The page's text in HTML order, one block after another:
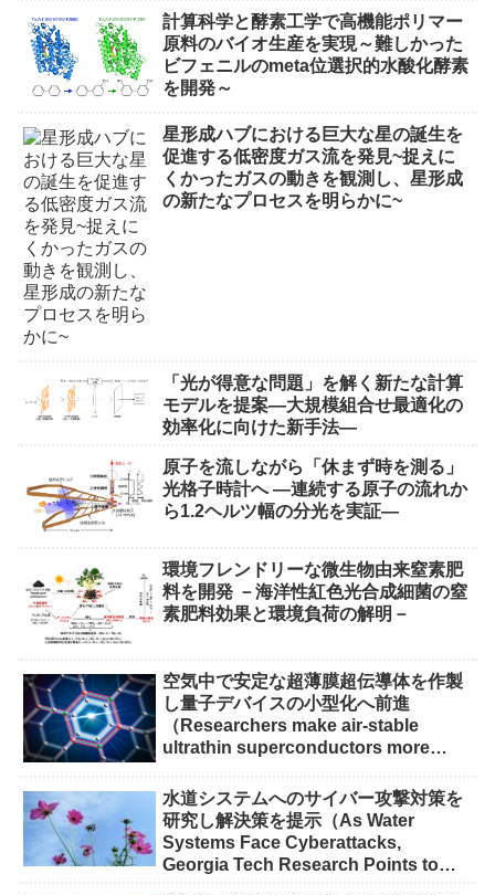
計算科学と酵素工学で高機能ポリマー
原料のバイオ生産を実現～難しかった
ビフェニルのmeta位選択的水酸化酵素
を開発～
星形成ハブにおける巨大な星の誕生を
促進する低密度ガス流を発見~捉えに
くかったガスの動きを観測し、星形成
の新たなプロセスを明らかに~
「光が得意な問題」を解く新たな計算
モデルを提案―大規模組合せ最適化の
効率化に向けた新手法―
原子を流しながら「休まず時を測る」
光格子時計へ ―連続する原子の流れか
ら1.2ヘルツ幅の分光を実証―
環境フレンドリーな微生物由来窒素肥
料を開発 －海洋性紅色光合成細菌の窒
素肥料効果と環境負荷の解明－
空気中で安定な超薄膜超伝導体を作製
し量子デバイスの小型化へ前進
（Researchers make air-stable
ultrathin superconductors more
水道システムへのサイバー攻撃対策を
研究し解決策を提示（As Water
Systems Face Cyberattacks,
Georgia Tech Research Points to